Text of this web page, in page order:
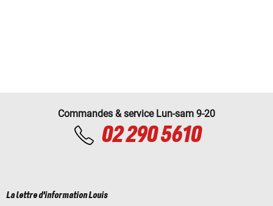
Commandes & service Lun-sam 9-20
02 290 5610
La lettre d'information Louis